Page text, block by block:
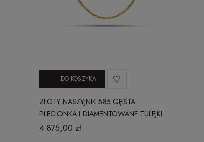
ZŁOTY NASZYJNIK 585 GĘSTA
PLECIONKA I DIAMENTOWANE TULEJKI
SIGNATURE 010420257N
4 875,00 zł
DO KOSZYKA